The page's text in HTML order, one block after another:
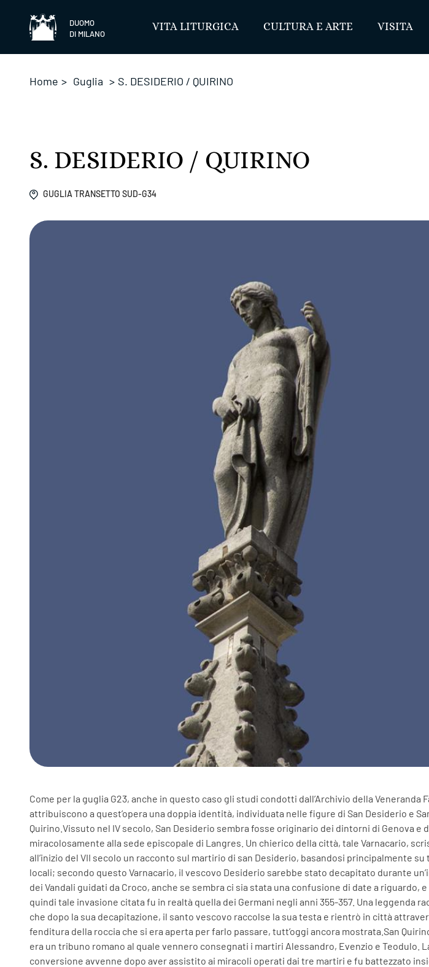
DUOMO
DI MILANO
VITA LITURGICA CULTURA E ARTE VISITA
Home > Guglia > S. DESIDERIO / QUIRINO
S. DESIDERIO / QUIRINO
GUGLIA TRANSETTO SUD-G34
Come per la guglia G23, anche in questo caso gli studi condotti dall’Archivio della Veneranda
attribuiscono a quest’opera una doppia identità, individuata nelle figure di San Desiderio e
Quirino.Vissuto nel IV secolo, San Desiderio sembra fosse originario dei dintorni di Genova e
miracolosamente alla sede episcopale di Langres. Un chierico della città, tale Varnacario,
all’inizio del VII secolo un racconto sul martirio di san Desiderio, basandosi principalmente su
locali; secondo questo Varnacario, il vescovo Desiderio sarebbe stato decapitato durante
dei Vandali guidati da Croco, anche se sembra ci sia stata una confusione di date a riguardo, e
quindi tale invasione citata fu in realtà quella dei Germani negli anni 355-357. Una leggenda
che dopo la sua decapitazione, il santo vescovo raccolse la sua testa e rientrò in città
fenditura della roccia che si era aperta per farlo passare, tutt’oggi ancora mostrata.San
era un tribuno romano al quale vennero consegnati i martiri Alessandro, Evenzio e Teodulo.
conversione avvenne dopo aver assistito ai miracoli operati dai tre martiri e fu battezzato